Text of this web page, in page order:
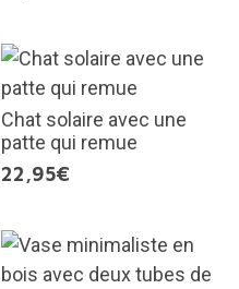
Chat solaire avec une
patte qui remue
22,95€